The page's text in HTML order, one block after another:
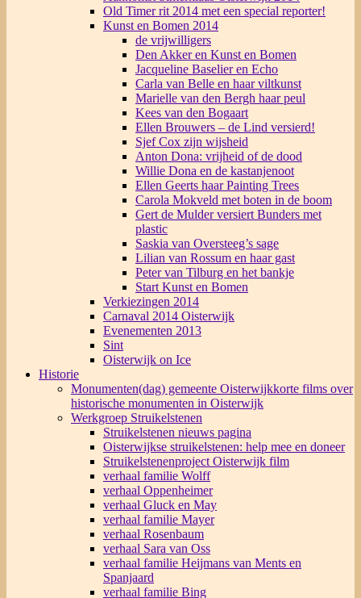
Old Timer rit 2014 met een special reporter!
Kunst en Bomen 2014
de vrijwilligers
Den Akker en Kunst en Bomen
Jacqueline Baselier en Echo
Carla van Belle en haar viltkunst
Marielle van den Bergh haar peul
Kees van den Bogaart
Ellen Brouwers – de Lind versierd!
Sjef Cox zijn wijsheid
Anton Dona: vrijheid of de dood
Willie Dona en de kastanjenoot
Ellen Geerts haar Painting Trees
Carola Mokveld met boten in de boom
Gert de Mulder versiert Bunders met
plastic
Saskia van Oversteeg’s sage
Lilian van Rossum en haar gast
Peter van Tilburg en het bankje
Start Kunst en Bomen
Verkiezingen 2014
Carnaval 2014 Oisterwijk
Evenementen 2013
Sint
Oisterwijk on Ice
Historie
Monumenten(dag) gemeente Oisterwijkkorte films over
historische monumenten in Oisterwijk
Werkgroep Struikelstenen
Struikelstenen nieuws pagina
Oisterwijkse struikelstenen: help mee en doneer
Struikelstenenproject Oisterwijk film
verhaal familie Wolff
verhaal Oppenheimer
verhaal Gluck en May
verhaal familie Mayer
verhaal Rosenbaum
verhaal Sara van Oss
verhaal familie Heijmans van Ments en
Spanjaard
verhaal familie Bing